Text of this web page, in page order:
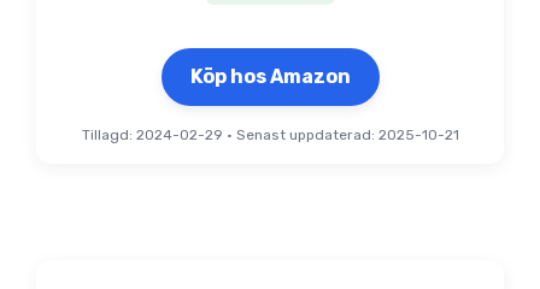
Köp hos Amazon
Tillagd: 2024-02-29 • Senast uppdaterad: 2025-10-21